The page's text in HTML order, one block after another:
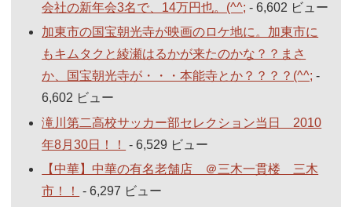
会社の新年会3名で、14万円也。(^^; - 6,602 ビュー
加東市の国宝朝光寺が映画のロケ地に。加東市に
もキムタクと綾瀬はるかが来たのかな？？まさ
か、国宝朝光寺が・・・本能寺とか？？？？(^^; -
6,602 ビュー
滝川第二高校サッカー部セレクション当日 2010
年8月30日！！
- 6,529 ビュー
【中華】中華の有名老舗店 ＠三木一貫楼 三木
市！！
- 6,297 ビュー